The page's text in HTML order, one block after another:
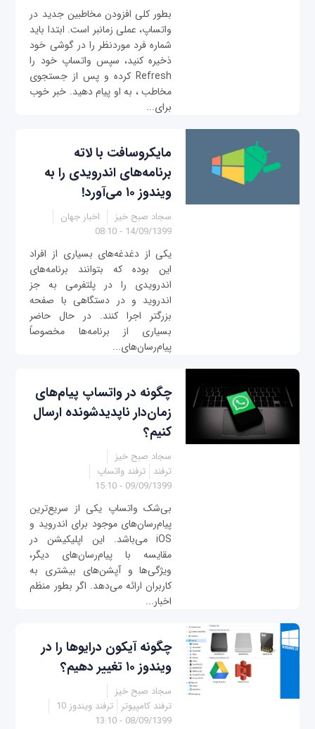
بطور کلی افزودن مخاطبین جدید در
واتساپ، عملی زمانبر است. ابتدا باید
شماره فرد موردنظر را در گوشی خود
ذخیره کنید، سپس واتساپ خود را
Refresh کرده و پس از جستجوی
مخاطب ، به او پیام دهید. خبر خوب
برای...
مایکروسافت با لاته
برنامه‌های اندرویدی را به
ویندوز ۱۰ می‌آورد!
سجاد صبح خیز
اخبار جهان
14/09/1399 - 08:10
یکی از دغدغه‌های بسیاری از افراد
این بوده که بتوانند برنامه‌های
اندرویدی را در پلتفرمی به جز
اندروید و در دستگاهی با صفحه
بزرگتر اجرا کنند. در حال حاضر
بسیاری از برنامه‌ها مخصوصاً‌
پیام‌رسان‌های...
چگونه در واتساپ پیام‌های
زمان‌دار ناپدیدشونده ارسال
کنیم؟
سجاد صبح خیز
ترفند ترفند واتساپ
09/09/1399 - 15:10
بی‌شک واتساپ یکی از سریع‌ترین
پیام‌رسان‌های موجود برای اندروید و
iOS می‌باشد. این اپلیکیشن در
مقایسه با پیام‌رسان‌های دیگر،
ویژگی‌ها و آپشن‌های بیشتری به
کاربران ارائه می‌دهد. اگر بطور منظم
اخبار...
چگونه آیکون درایوها را در
ویندوز ۱۰ تغییر دهیم؟
سجاد صبح خیز
ترفند کامپیوتر
ترفند ویندوز 10
08/09/1399 - 13:10